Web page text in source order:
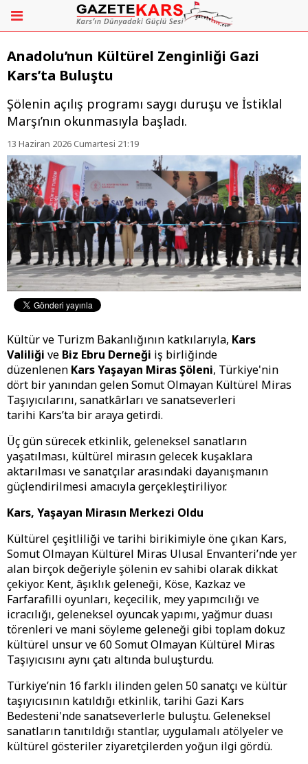
Anadolu’nun Kültürel Zenginliği Gazi
Kars’ta Buluştu
Şölenin açılış programı saygı duruşu ve İstiklal
Marşı’nın okunmasıyla başladı.
13 Haziran 2026 Cumartesi 21:19
Kültür ve Turizm Bakanlığının katkılarıyla, Kars
Valiliği ve Biz Ebru Derneği iş birliğinde
düzenlenen Kars Yaşayan Miras Şöleni, Türkiye'nin
dört bir yanından gelen Somut Olmayan Kültürel Miras
Taşıyıcılarını, sanatkârları ve sanatseverleri
tarihi Kars’ta bir araya getirdi.
Üç gün sürecek etkinlik, geleneksel sanatların
yaşatılması, kültürel mirasın gelecek kuşaklara
aktarılması ve sanatçılar arasındaki dayanışmanın
güçlendirilmesi amacıyla gerçekleştiriliyor.
Kars, Yaşayan Mirasın Merkezi Oldu
Kültürel çeşitliliği ve tarihi birikimiyle öne çıkan Kars,
Somut Olmayan Kültürel Miras Ulusal Envanteri’nde yer
alan birçok değeriyle şölenin ev sahibi olarak dikkat
çekiyor. Kent, âşıklık geleneği, Köse, Kazkaz ve
Farfarafilli oyunları, keçecilik, mey yapımcılığı ve
icracılığı, geleneksel oyuncak yapımı, yağmur duası
törenleri ve mani söyleme geleneği gibi toplam dokuz
kültürel unsur ve 60 Somut Olmayan Kültürel Miras
Taşıyıcısını aynı çatı altında buluşturdu.
Türkiye’nin 16 farklı ilinden gelen 50 sanatçı ve kültür
taşıyıcısının katıldığı etkinlik, tarihi Gazi Kars
Bedesteni'nde sanatseverlerle buluştu. Geleneksel
sanatların tanıtıldığı stantlar, uygulamalı atölyeler ve
kültürel gösteriler ziyaretçilerden yoğun ilgi gördü.